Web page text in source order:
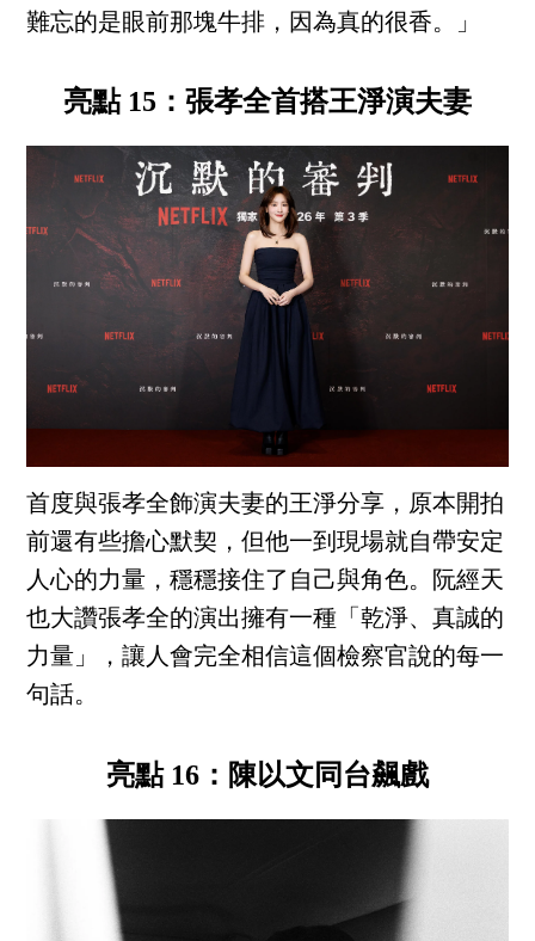
難忘的是眼前那塊牛排，因為真的很香。」
亮點 15：張孝全首搭王淨演夫妻
首度與張孝全飾演夫妻的王淨分享，原本開拍
前還有些擔心默契，但他一到現場就自帶安定
人心的力量，穩穩接住了自己與角色。阮經天
也大讚張孝全的演出擁有一種「乾淨、真誠的
力量」，讓人會完全相信這個檢察官說的每一
句話。
亮點 16：陳以文同台飆戲